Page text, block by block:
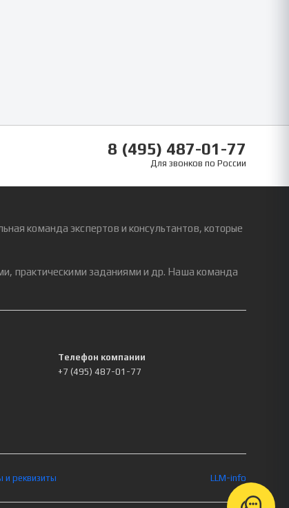
8 (495) 487-01-77
Для звонков по России
команда экспертов и консультантов, которые
практическими заданиями и др. Наша команда
Телефон компании
+7 (495) 487-01-77
и реквизиты LLM-info